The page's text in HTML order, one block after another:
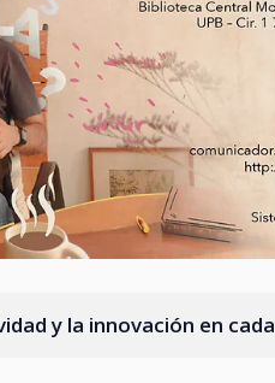
y la innovación en